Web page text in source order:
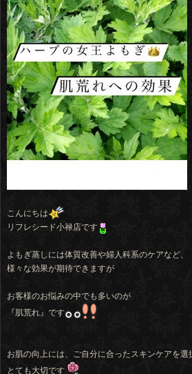
こんにちは
リフレシード小禄店です
よもぎ蒸しには体質改善や婦人科系のケアなど、
様々な効果が期待できますが
お客様のお悩みの中でも多いのが
『肌荒れ』です
お肌の向上には、ご自分に合ったスキンケアを選
とても大切です